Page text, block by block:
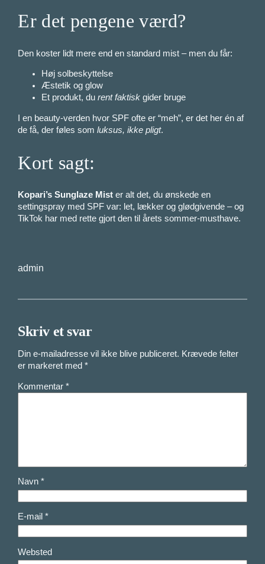
Er det pengene værd?
Den koster lidt mere end en standard mist – men du får:
Høj solbeskyttelse
Æstetik og glow
Et produkt, durent faktisk gider bruge
I en beauty-verden hvor SPF ofte er “meh”, er det her én af
de få, der føles somluksus, ikke pligt.
Kort sagt:
Kopari’s Sunglaze Mist er alt det, du ønskede en
settingspray med SPF var: let, lækker og glødgivende – og
TikTok har med rette gjort den til årets sommer-musthave.
admin
Skriv et svar
Din e-mailadresse vil ikke blive publiceret. Krævede felter
er markeret med*
Kommentar*
Navn*
E-mail*
Websted